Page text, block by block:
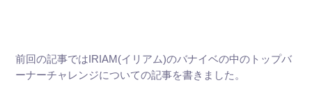
前回の記事ではIRIAM(イリアム)のバナイベの中のトップバ
ーナーチャレンジについての記事を書きました。